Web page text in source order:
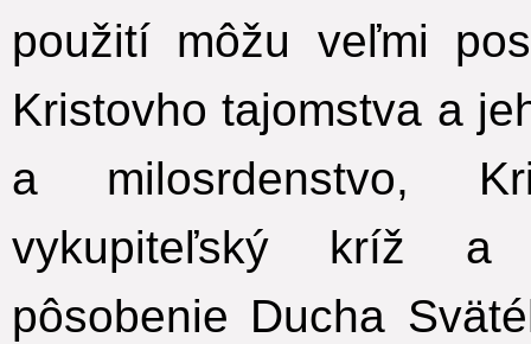
použití môžu veľmi
Kristovho tajomstva a
a milosrdenstvo,
vykupiteľský kríž a
pôsobenie Ducha